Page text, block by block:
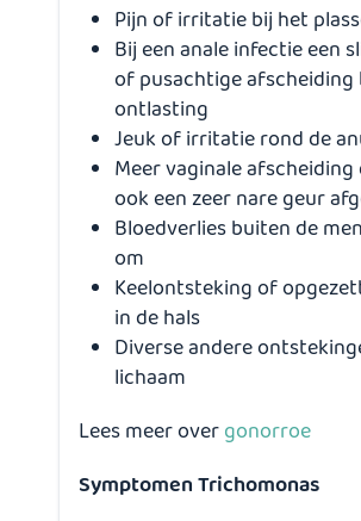
Pijn of irritatie bij het
Bij een anale infectie een
of pusachtige afscheiding
ontlasting
Jeuk of irritatie rond de
Meer vaginale afscheiding
ook een zeer nare geur
Bloedverlies buiten de
om
Keelontsteking of
in de hals
Diverse andere
lichaam
Lees meer overgonorroe
Symptomen Trichomonas